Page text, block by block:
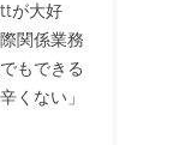
が大好
関係業務
もできる
くない」